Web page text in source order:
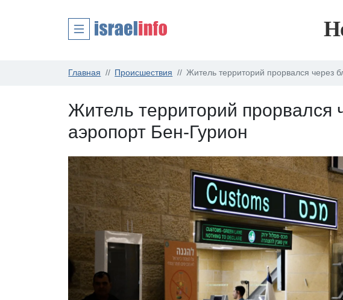
Главная Происшествия Житель территорий прорвался через
Житель территорий прорвался
аэропорт Бен-Гурион